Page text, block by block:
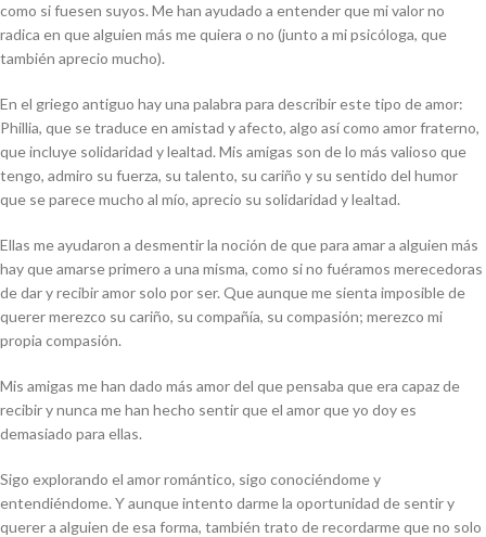
como si fuesen suyos. Me han ayudado a entender que mi valor no
radica en que alguien más me quiera o no (junto a mi psicóloga, que
también aprecio mucho).
En el griego antiguo hay una palabra para describir este tipo de amor:
Phillia, que se traduce en amistad y afecto, algo así como amor fraterno,
que incluye solidaridad y lealtad. Mis amigas son de lo más valioso que
tengo, admiro su fuerza, su talento, su cariño y su sentido del humor
que se parece mucho al mío, aprecio su solidaridad y lealtad.
Ellas me ayudaron a desmentir la noción de que para amar a alguien más
hay que amarse primero a una misma, como si no fuéramos merecedoras
de dar y recibir amor solo por ser. Que aunque me sienta imposible de
querer merezco su cariño, su compañía, su compasión; merezco mi
propia compasión.
​​Mis amigas me han dado más amor del que pensaba que era capaz de
recibir y nunca me han hecho sentir que el amor que yo doy es
demasiado para ellas.
Sigo explorando el amor romántico, sigo conociéndome y
entendiéndome. Y aunque intento darme la oportunidad de sentir y
querer a alguien de esa forma, también trato de recordarme que no solo